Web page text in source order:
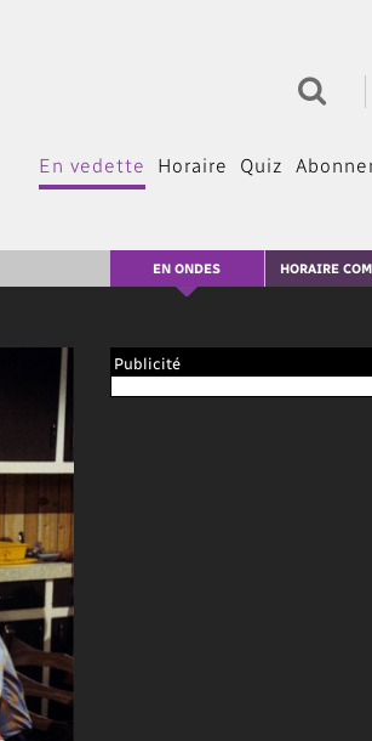
En vedette Horaire Quiz
EN ONDES HORAIRE
Publicité